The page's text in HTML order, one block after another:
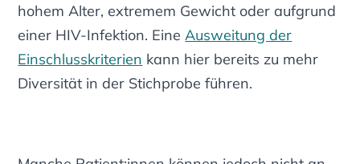
hohem Alter, extremem Gewicht oder aufgrund
einer HIV-Infektion. EineAusweitung der
Einschlusskriterien kann hier bereits zu mehr
Diversität in der Stichprobe führen.